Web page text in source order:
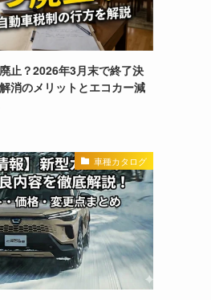
止？2026年3月末で終了決
消のメリットとエコカー減
車種カタログ